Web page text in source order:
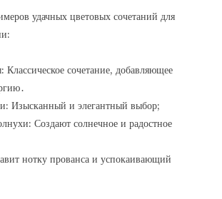
удачных цветовых сочетаний для
Классическое сочетание, добавляющее
Изысканный и элегантный выбор;
Создают солнечное и радостное
нотку прованса и успокаивающий